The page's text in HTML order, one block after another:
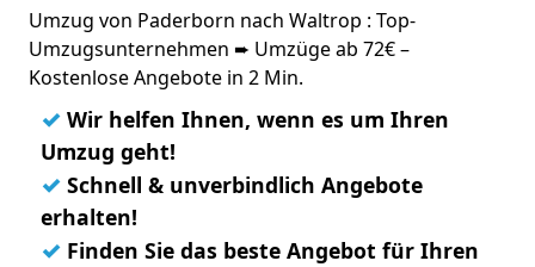
Umzug von Paderborn nach Waltrop : Top-
Umzugsunternehmen ➨ Umzüge ab 72€ –
Kostenlose Angebote in 2 Min.
✓ Wir helfen Ihnen, wenn es um Ihren
Umzug geht!
✓ Schnell & unverbindlich Angebote
erhalten!
✓ Finden Sie das beste Angebot für Ihren